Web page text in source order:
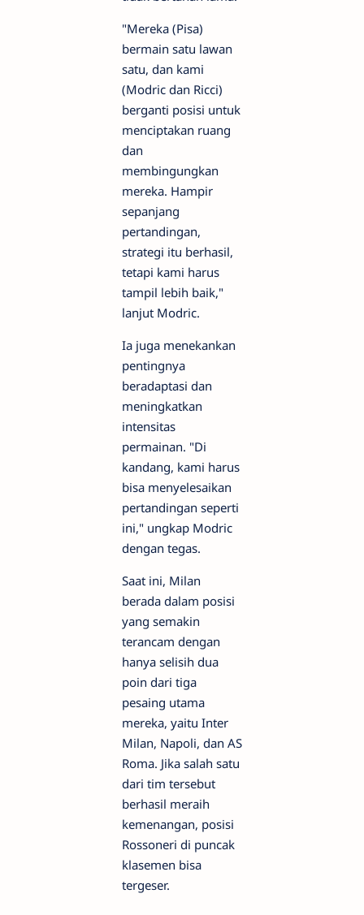
"Mereka (Pisa)
bermain satu lawan
satu, dan kami
(Modric dan Ricci)
berganti posisi untuk
menciptakan ruang
dan
membingungkan
mereka. Hampir
sepanjang
pertandingan,
strategi itu berhasil,
tetapi kami harus
tampil lebih baik,"
lanjut Modric.
Ia juga menekankan
pentingnya
beradaptasi dan
meningkatkan
intensitas
permainan. "Di
kandang, kami harus
bisa menyelesaikan
pertandingan seperti
ini," ungkap Modric
dengan tegas.
Saat ini, Milan
berada dalam posisi
yang semakin
terancam dengan
hanya selisih dua
poin dari tiga
pesaing utama
mereka, yaitu Inter
Milan, Napoli, dan AS
Roma. Jika salah satu
dari tim tersebut
berhasil meraih
kemenangan, posisi
Rossoneri di puncak
klasemen bisa
tergeser.